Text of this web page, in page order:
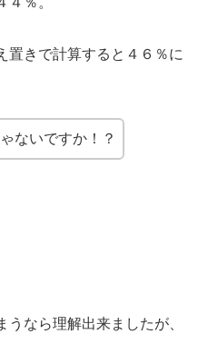
置きで計算すると４６％に
ないですか！？
なら理解出来ましたが、